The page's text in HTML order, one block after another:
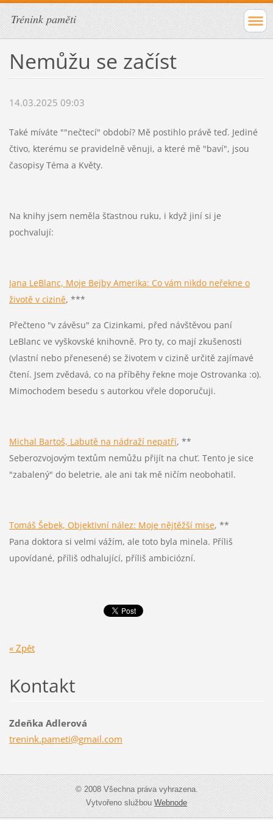
Trénink paměti
Nemůžu se začíst
14.03.2025 09:03
Také míváte ""nečtecí" období? Mě postihlo právě teď. Jediné
čtivo, kterému se pravidelně věnuji, a které mě "baví", jsou
časopisy Téma a Květy.
Na knihy jsem neměla šťastnou ruku, i když jiní si je
pochvalují:
Jana LeBlanc, Moje Bejby Amerika: Co vám nikdo neřekne o
životě v cizině, ***
Přečteno "v závěsu" za Cizinkami, před návštěvou paní
LeBlanc ve vyškovské knihovně. Pro ty, co mají zkušenosti
(vlastní nebo přenesené) se životem v cizině určitě zajímavé
čtení. Jsem zvědavá, co na příběhy řekne moje Ostrovanka :o).
Mimochodem besedu s autorkou vřele doporučuji.
Michal Bartoš, Labutě na nádraží nepatří, **
Seberozvojovým textům nemůžu přijít na chuť. Tento je sice
"zabalený" do beletrie, ale ani tak mě ničím neobohatil.
Tomáš Šebek, Objektivní nález: Moje nějtěžší mise, **
Pana doktora si velmi vážím, ale toto byla minela. Příliš
upovídané, příliš odhalující, příliš ambiciózní.
« Zpět
Kontakt
Zdeňka Adlerová
trenink.pameti@gmail.com
© 2008 Všechna práva vyhrazena.
Vytvořeno službouWebnode